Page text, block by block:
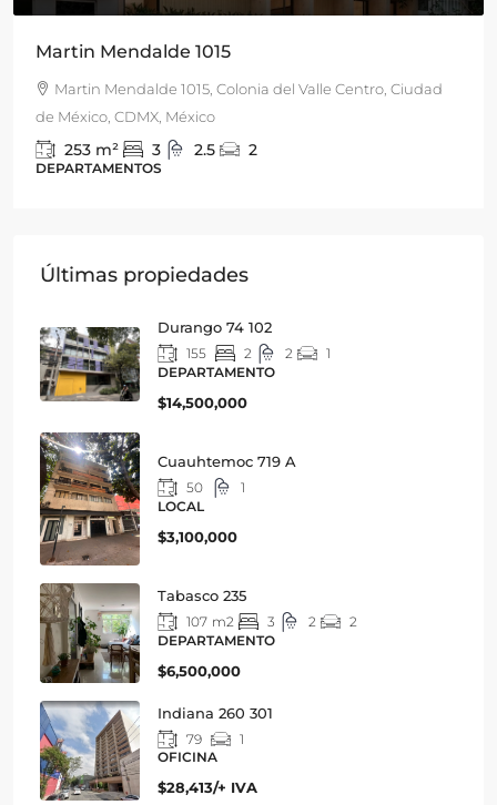
San Francisco 1843, Actipan
San Francisco 1843, Actipan, Benito Juárez, 03230
de México, CDMX, México
330 m2 3
DEPARTAMENTO
Últimas propiedades
Durango 74 102
155 2 2
1
DEPARTAMENTO
$14,500,000
Cuauhtemoc 719 A
50
1
LOCAL
$3,100,000
Tabasco 235
107 m2 3 2
2
DEPARTAMENTO
$6,500,000
Indiana 260 301
79
1
OFICINA
$28,413/+ IVA